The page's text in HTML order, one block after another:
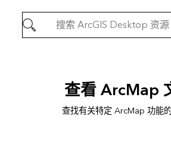
查看 ArcMap
查找有关特定 ArcMap 功能的